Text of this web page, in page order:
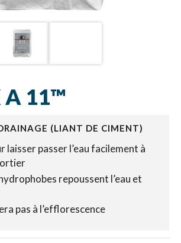
A 11™
(LIANT DE CIMENT)
laisser passer l’eau facilement à
repoussent l’eau et
pas à l’efflorescence